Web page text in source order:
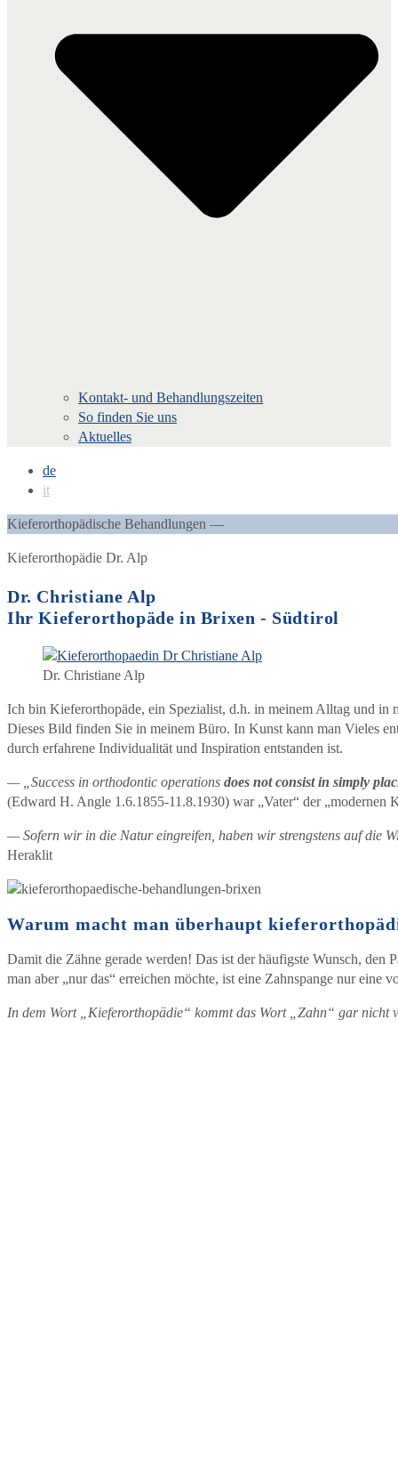
Kontakt- und Behandlungszeiten
So finden Sie uns
Aktuelles
de
it
Kieferorthopädische Behandlungen —
Kieferorthopädie Dr. Alp
Dr. Christiane Alp
Ihr Kieferorthopäde in Brixen - Südtirol
Dr. Christiane Alp
Ich bin Kieferorthopäde, ein Spezialist, d.h. in meinem Alltag und
Dieses Bild finden Sie in meinem Büro. In Kunst kann man Vieles
durch erfahrene Individualität und Inspiration entstanden ist.
— „Success in orthodontic operations does not consist in simply
(Edward H. Angle 1.6.1855-11.8.1930) war „Vater“ der „modernen
— Sofern wir in die Natur eingreifen, haben wir strengstens auf die
Heraklit
Warum macht man überhaupt
Damit die Zähne gerade werden! Das ist der häufigste Wunsch, den
man aber „nur das“ erreichen möchte, ist eine Zahnspange nur
In dem Wort „Kieferorthopädie“ kommt das Wort „Zahn“ gar nicht